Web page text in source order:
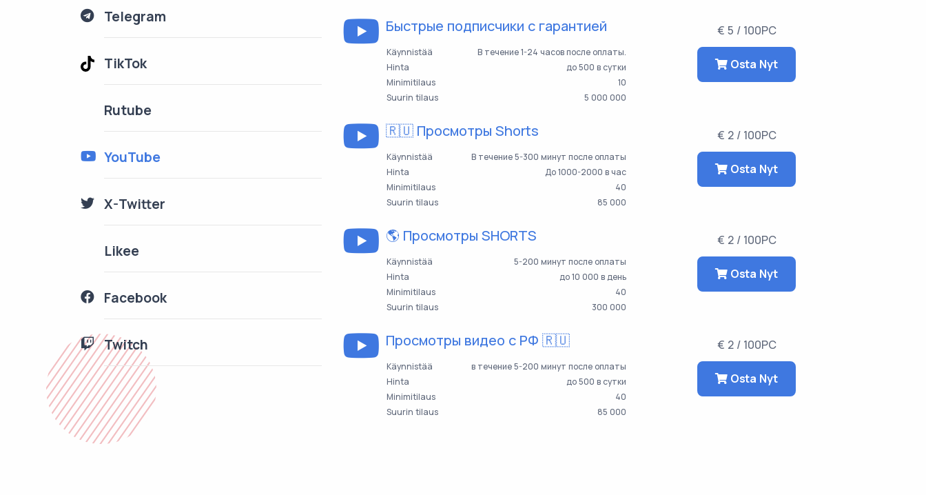
Telegram
TikTok
Rutube
YouTube
X-Twitter
Likee
Facebook
Twitch
Быстрые подписчики с гарантией
Käynnistää
В течение 1-24 часов после оплаты.
Hinta
до 500 в сутки
Minimitilaus
10
Suurin tilaus
5 000 000
€ 5 / 100PC
Osta Nyt
🇷🇺 Просмотры Shorts
Käynnistää
В течение 5-300 минут после оплаты
Hinta
До 1000-2000 в час
Minimitilaus
40
Suurin tilaus
85 000
€ 2 / 100PC
Osta Nyt
🌎 Просмотры SHORTS
Käynnistää
5-200 минут после оплаты
Hinta
до 10 000 в день
Minimitilaus
40
Suurin tilaus
300 000
€ 2 / 100PC
Osta Nyt
Просмотры видео с РФ 🇷🇺
Käynnistää
в течение 5-200 минут после оплаты
Hinta
до 500 в сутки
Minimitilaus
40
Suurin tilaus
85 000
€ 2 / 100PC
Osta Nyt